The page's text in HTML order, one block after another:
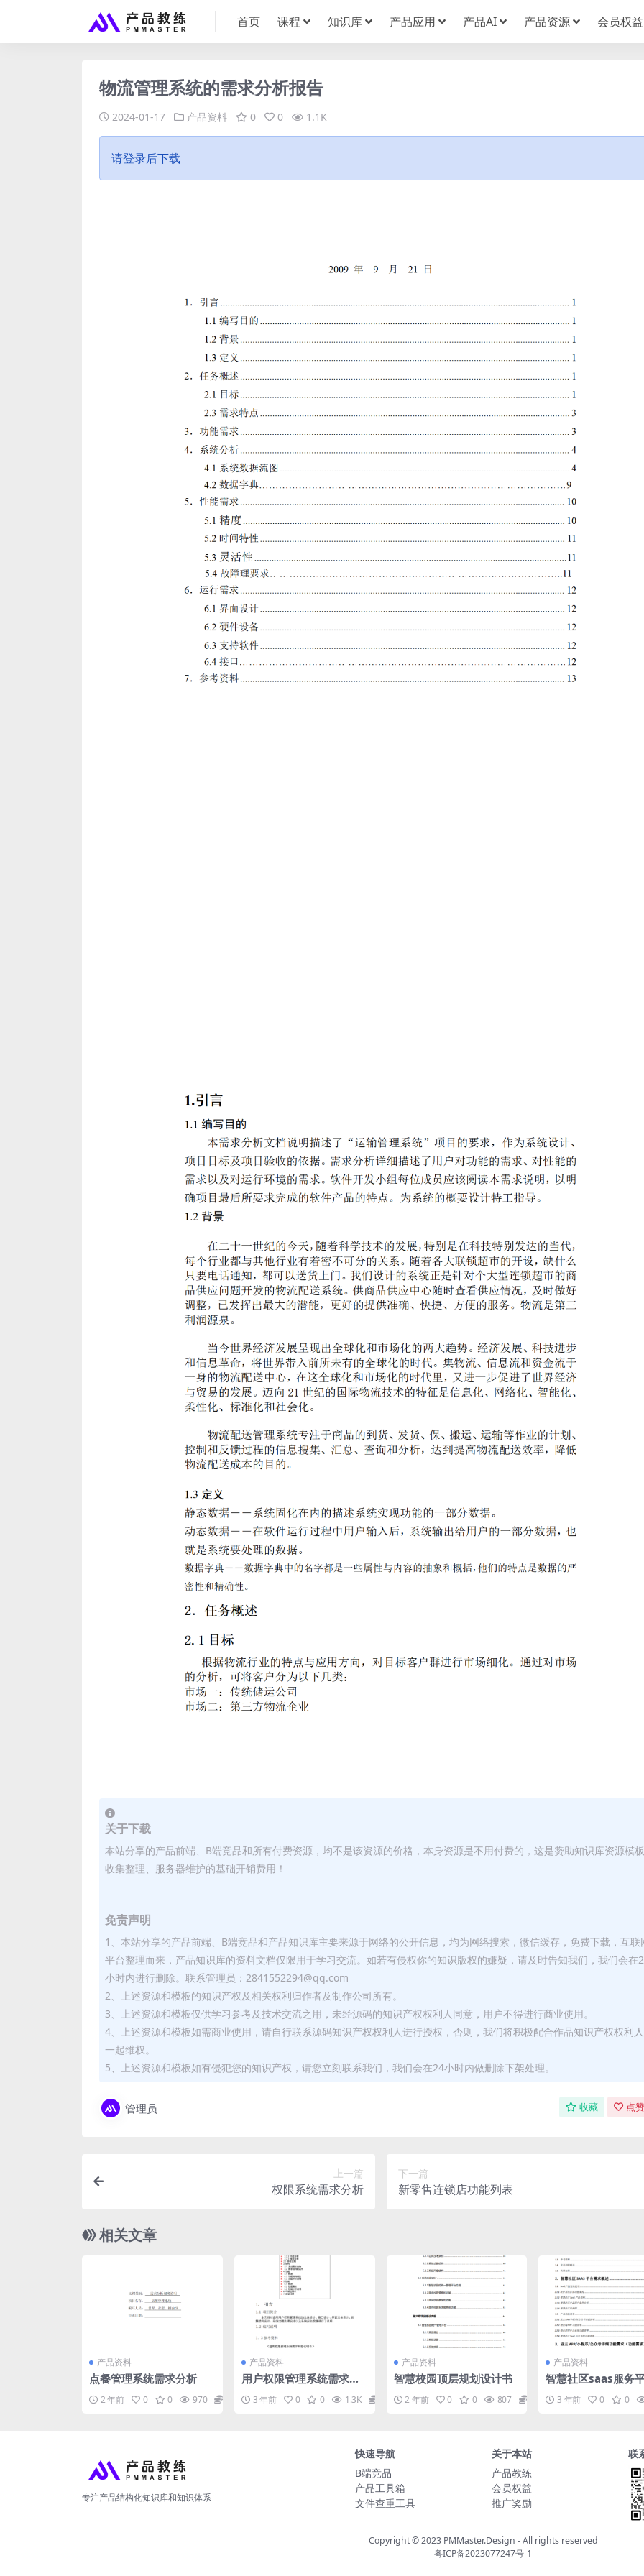
首页 课程 知识库 产品应用 产品AI 产品资源 会员权益
物流管理系统的需求分析报告
2024-01-17 产品资料 0 0 1.1K
请登录后下载
关于下载
本站分享的产品前端、B端竞品和所有付费资源，均不是该资源的价格，本身资源是不用付费的，这是赞助知识库资源模
收集整理、服务器维护的基础开销费用！
免责声明
1、本站分享的产品前端、B端竞品和产品知识库主要来源于网络的公开信息，均为网络搜索，微信缓存，免费下载，互联
平台整理而来，产品知识库的资料文档仅限用于学习交流。如若有侵权你的知识版权的嫌疑，请及时告知我们，我们会在
小时内进行删除。联系管理员：2841552294@qq.com
2、上述资源和模板的知识产权及相关权利归作者及制作公司所有。
3、上述资源和模板仅供学习参考及技术交流之用，未经源码的知识产权权利人同意，用户不得进行商业使用。
4、上述资源和模板如需商业使用，请自行联系源码知识产权权利人进行授权，否则，我们将积极配合作品知识产权权利人
一起维权。
5、上述资源和模板如有侵犯您的知识产权，请您立刻联系我们，我们会在24小时内做删除下架处理。
管理员 收藏 点
上一篇
权限系统需求分析
下一篇
新零售连锁店功能列表
相关文章
产品资料
点餐管理系统需求分析
2 年前 0 0 970
产品资料
用户权限管理系统需求分
3 年前 0 0 1.3K
产品资料
智慧校园顶层规划设计书
2 年前 0 0 807
产品资料
智慧社区saas服务
d需求规格说明书
3 年前 0 0
专注产品结构化知识库和知识体系
快速导航
B端竞品
产品工具箱
文件查重工具
关于本站
产品教练
会员权益
推广奖励
联
Copyright © 2023 PMMaster.Design - All rights reserved
粤ICP备2023077247号-1